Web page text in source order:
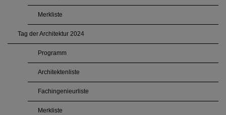
Merkliste
Tag der Architektur 2024
Programm
Architektenliste
Fachingenieurliste
Merkliste